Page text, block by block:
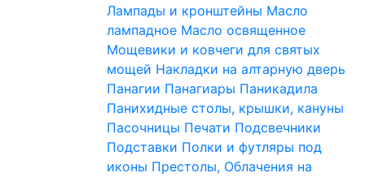
Лампады и кронштейны Масло
лампадное Масло освященное
Мощевики и ковчеги для святых
мощей Накладки на алтарную дверь
Панагии Панагиары Паникадила
Панихидные столы, крышки, кануны
Пасочницы Печати Подсвечники
Подставки Полки и футляры под
иконы Престолы, Облачения на